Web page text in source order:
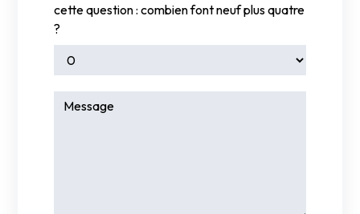
cette question : combien font neuf plus quatre
?